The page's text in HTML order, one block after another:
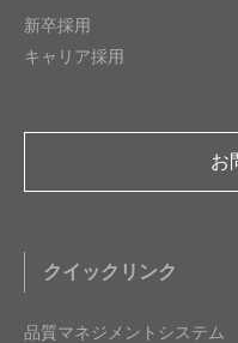
新卒採用
キャリア採用
お
クイックリンク
品質マネジメントシステム